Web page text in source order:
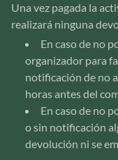
Una vez pagada la
realizará ninguna
En caso de no
organizador para
notificación de no
horas antes del
En caso de no
o sin notificación
devolución ni se